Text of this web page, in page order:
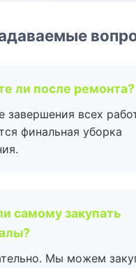
ли после ремонта?
завершения всех
финальная уборка
самому закупать
Мы можем